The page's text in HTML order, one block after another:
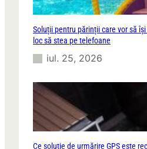
Soluții pentru părinții care vor să
loc să stea pe telefoane
iul. 25, 2026
Ce soluție de urmărire GPS este